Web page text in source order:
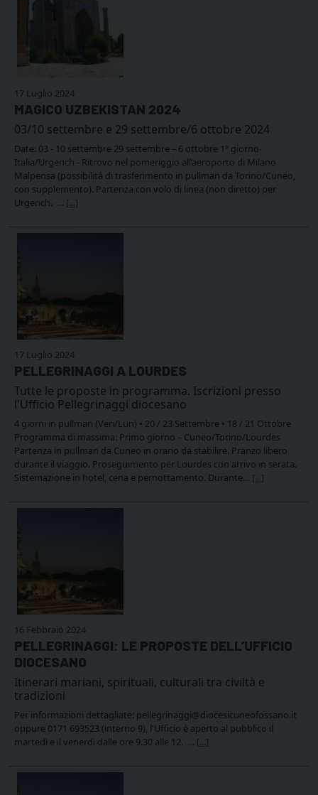
17 Luglio 2024
MAGICO UZBEKISTAN 2024
03/10 settembre e 29 settembre/6 ottobre 2024
Date: 03 - 10 settembre 29 settembre – 6 ottobre 1° giorno-
Italia/Urgench - Ritrovo nel pomeriggio all’aeroporto di Milano
Malpensa (possibilità di trasferimento in pullman da Torino/Cuneo,
con supplemento). Partenza con volo di linea (non diretto) per
Urgench. … [...]
17 Luglio 2024
PELLEGRINAGGI A LOURDES
Tutte le proposte in programma. Iscrizioni presso
l'Ufficio Pellegrinaggi diocesano
4 giorni in pullman (Ven/Lun) • 20 / 23 Settembre • 18 / 21 Ottobre
Programma di massima: Primo giorno – Cuneo/Torino/Lourdes
Partenza in pullman da Cuneo in orario da stabilire. Pranzo libero
durante il viaggio. Proseguimento per Lourdes con arrivo in serata.
Sistemazione in hotel, cena e pernottamento. Durante… [...]
16 Febbraio 2024
PELLEGRINAGGI: LE PROPOSTE DELL’UFFICIO
DIOCESANO
Itinerari mariani, spirituali, culturali tra civiltà e
tradizioni
Per informazioni dettagliate: pellegrinaggi@diocesicuneofossano.it
oppure 0171 693523 (interno 9), l'Ufficio è aperto al pubblico il
martedì e il venerdì dalle ore 9.30 alle 12. … [...]